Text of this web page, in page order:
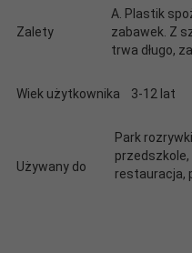
Zalety
A. Plastik
zabawek. Z
trwa długo,
Wiek użytkownika 3-12 lat
Używany do
Park
restauracja,